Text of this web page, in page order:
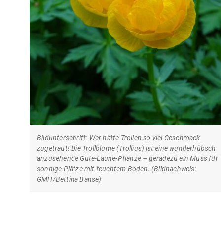
Bildunterschrift: Wer hätte Trollen so viel Geschmack
zugetraut! Die Trollblume (Trollius) ist eine wunderhübsch
anzusehende Gute-Laune-Pflanze – geradezu ein Muss für
sonnige Plätze mit feuchtem Boden. (Bildnachweis:
GMH/Bettina Banse)